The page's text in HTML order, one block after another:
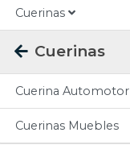
Cuerinas
Cuerinas
Cuerina Automotor
Cuerinas Muebles